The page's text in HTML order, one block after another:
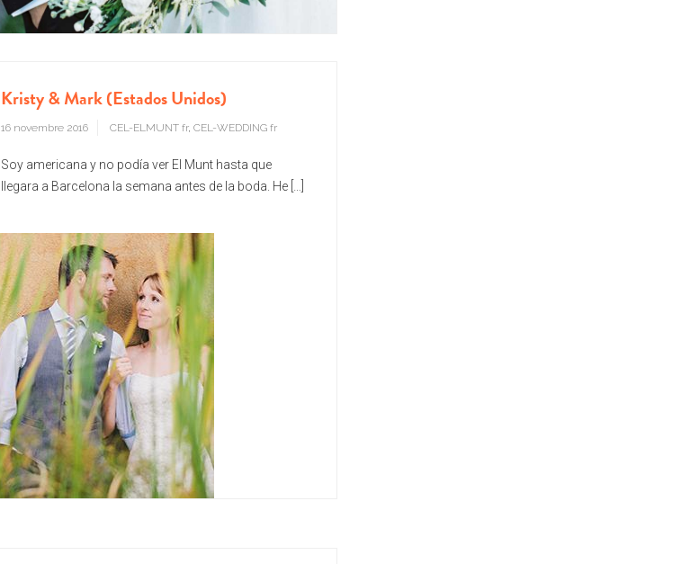
Kristy & Mark (Estados Unidos)
16 novembre 2016 CEL-ELMUNT fr, CEL-WEDDING fr
Soy americana y no podía ver El Munt hasta que
llegara a Barcelona la semana antes de la boda. He […]